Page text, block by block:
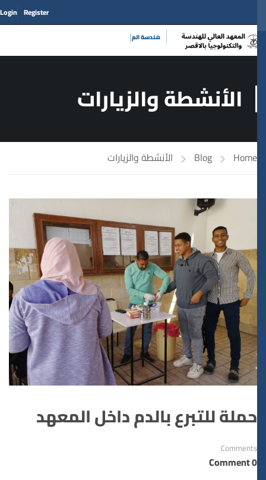
Register
Login
الأنشطة والزيارات
Home
Blog الأنشطة والزيارات
حملة للتبرع بالدم داخل المعهد
Comments